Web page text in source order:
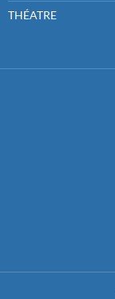
THÉATRE